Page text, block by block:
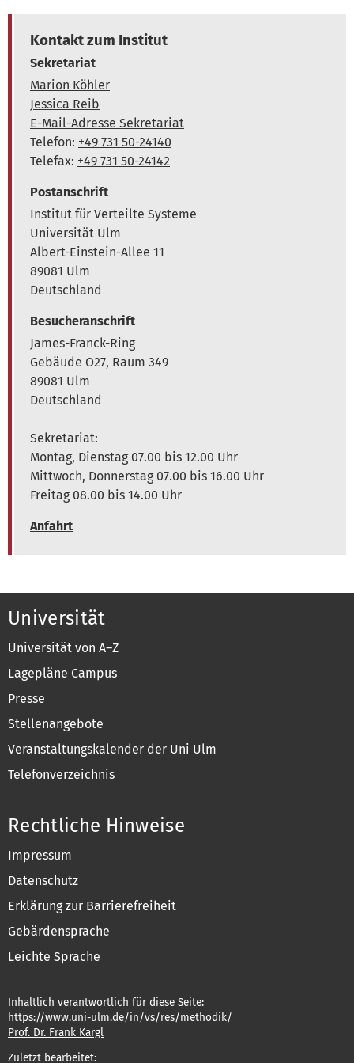
Kontakt zum Institut
Sekretariat
Marion Köhler
Jessica Reib
E-Mail-Adresse Sekretariat
Telefon: +49 731 50-24140
Telefax: +49 731 50-24142
Postanschrift
Institut für Verteilte Systeme
Universität Ulm
Albert-Einstein-Allee 11
89081 Ulm
Deutschland
Besucheranschrift
James-Franck-Ring
Gebäude O27, Raum 349
89081 Ulm
Deutschland
Sekretariat:
Montag, Dienstag 07.00 bis 12.00 Uhr
Mittwoch, Donnerstag 07.00 bis 16.00 Uhr
Freitag 08.00 bis 14.00 Uhr
Anfahrt
Universität
Universität von A–Z
Lagepläne Campus
Presse
Stellenangebote
Veranstaltungskalender der Uni Ulm
Telefonverzeichnis
Rechtliche Hinweise
Impressum
Datenschutz
Erklärung zur Barrierefreiheit
Gebärdensprache
Leichte Sprache
Inhaltlich verantwortlich für diese Seite:
https://www.uni-ulm.de/in/vs/res/methodik/
Prof. Dr. Frank Kargl
Zuletzt bearbeitet: